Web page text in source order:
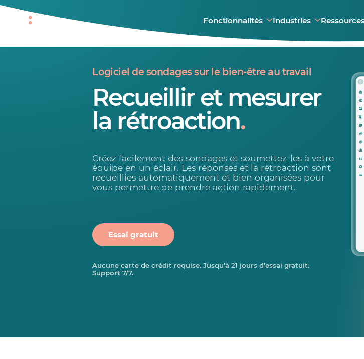
Fonctionnalités Industries
Logiciel de sondages sur le bien-être au travail
Recueillir et mesurer
la rétroaction.
Créez facilement des sondages et soumettez-les à votre
équipe en un éclair. Les réponses et la rétroaction sont
recueillies automatiquement et bien organisées pour
vous permettre de prendre action rapidement.
Essai gratuit
Aucune carte de crédit requise. Jusqu’à 21 jours d’essai gratuit.
Support 7/7.